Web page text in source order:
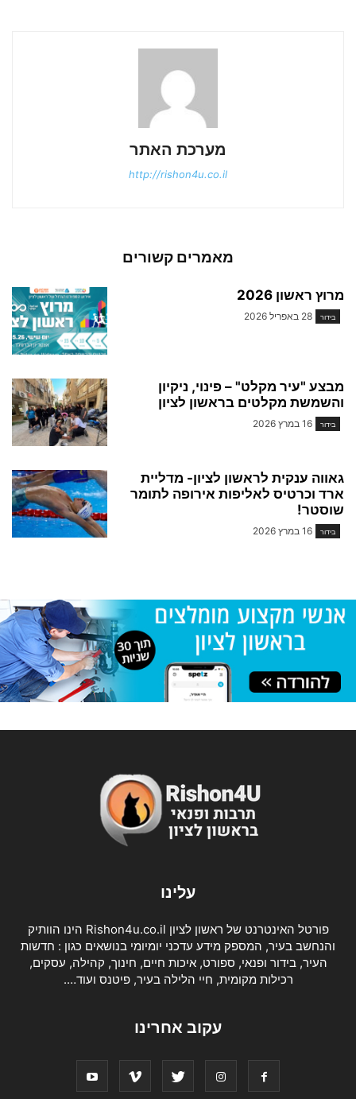
מערכת האתר
http://rishon4u.co.il
מאמרים קשורים
מרוץ ראשון 2026
בידור 28 באפריל 2026
מבצע "עיר מקלט" – פינוי, ניקיון
והשמשת מקלטים בראשון לציון
בידור 16 במרץ 2026
גאווה ענקית לראשון לציון- מדליית
ארד וכרטיס לאליפות אירופה לתומר
שוסטר!
בידור 16 במרץ 2026
עלינו
פורטל האינטרנט של ראשון לציון Rishon4u.co.il הינו הוותיק
והנחשב בעיר, המספק מידע עדכני יומיומי בנושאים כגון : חדשות
העיר, בידור ופנאי, ספורט, איכות חיים, חינוך, קהילה, עסקים,
רכילות מקומית, חיי הלילה בעיר, פיטנס ועוד….
עקוב אחרינו